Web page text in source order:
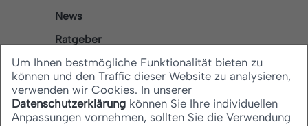
News
Ratgeber
Rechtliches
Um Ihnen bestmögliche Funktionalität bieten zu
können und den Traffic dieser Website zu analysieren,
verwenden wir Cookies. In unserer
Datenschutzerklärung können Sie Ihre individuellen
Anpassungen vornehmen, sollten Sie die Verwendung